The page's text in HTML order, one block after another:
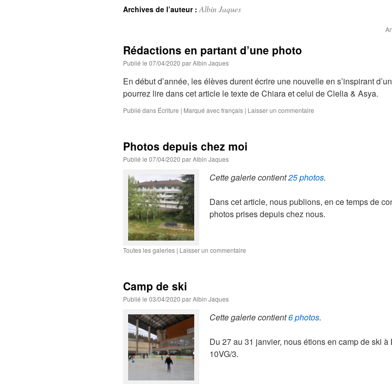
contenu
Archives de l’auteur :Albin Jaques
Rédactions en partant d’une photo
Publié le 07/04/2020 parAlbin Jaques
En début d’année, les élèves durent écrire une nouvelle en s’inspirant
pourrez lire dans cet article le texte de Chiara et celui de Clelia & Asya.
Publié dans Écriture | Marqué avecfrançais | Laisser un commentaire
Photos depuis chez moi
Publié le 07/04/2020 parAlbin Jaques
Cette galerie contient25 photos.
Dans cet article, nous publions, en ce temps de
photos prises depuis chez nous.
Toutes les galeries | Laisser un commentaire
Camp de ski
Publié le 03/04/2020 parAlbin Jaques
Cette galerie contient6 photos.
Du 27 au 31 janvier, nous étions en camp de ski
10VG/3.